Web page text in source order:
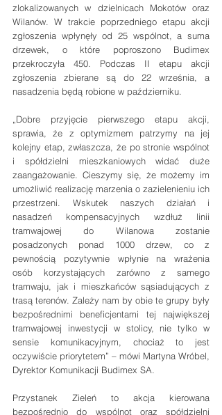
zlokalizowanych w dzielnicach Mokotów oraz
Wilanów. W trakcie poprzedniego etapu akcji
zgłoszenia wpłynęły od 25 wspólnot, a suma
drzewek, o które poproszono Budimex
przekroczyła 450. Podczas II etapu akcji
zgłoszenia zbierane są do 22 września, a
nasadzenia będą robione w październiku.
„Dobre przyjęcie pierwszego etapu akcji,
sprawia, że z optymizmem patrzymy na jej
kolejny etap, zwłaszcza, że po stronie wspólnot
i spółdzielni mieszkaniowych widać duże
zaangażowanie. Cieszymy się, że możemy im
umożliwić realizację marzenia o zazielenieniu ich
przestrzeni. Wskutek naszych działań i
nasadzeń kompensacyjnych wzdłuż linii
tramwajowej do Wilanowa zostanie
posadzonych ponad 1000 drzew, co z
pewnością pozytywnie wpłynie na wrażenia
osób korzystających zarówno z samego
tramwaju, jak i mieszkańców sąsiadujących z
trasą terenów. Zależy nam by obie te grupy były
bezpośrednimi beneficjentami tej największej
tramwajowej inwestycji w stolicy, nie tylko w
sensie komunikacyjnym, chociaż to jest
oczywiście priorytetem” – mówi Martyna Wróbel,
Dyrektor Komunikacji Budimex SA.
Przystanek Zieleń to akcja kierowana
bezpośrednio do wspólnot oraz spółdzielni